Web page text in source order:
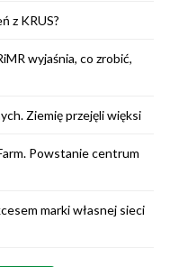
z KRUS?
wyjaśnia, co zrobić,
Ziemię przejęli więksi
Powstanie centrum
marki własnej sieci